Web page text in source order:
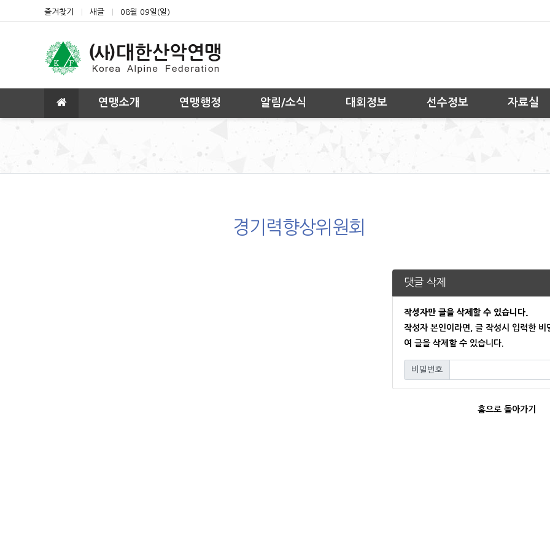
상단 네비
즐겨찾기 새글 08월 09일(일)
메인 메뉴 연맹소개 연맹행정 알림/소식 대회정보 선수정보 자료실
경기력향상위원회
댓글 삭제
작성자만 글을 삭제할 수 있습니다.
작성자 본인이라면, 글 작성시 입력한 비
여 글을 삭제할 수 있습니다.
비밀번호
필수
홈으로 돌아가기